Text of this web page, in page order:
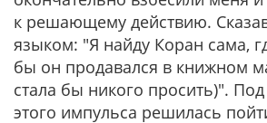
к решающему действию.
языком: "Я найду Коран сама,
бы он продавался в книжном
стала бы никого просить)".
этого импульса решилась